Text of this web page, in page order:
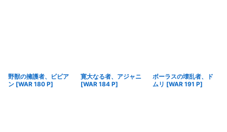
野獣の擁護者、ビビア
ン [WAR 180 P]
寛大なる者、アジャニ
[WAR 184 P]
ボーラスの壊乱者、ド
ムリ [WAR 191 P]